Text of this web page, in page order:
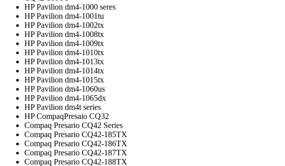
HP Pavilion dm4-1000 seres
HP Pavilion dm4-1001tu
HP Pavilion dm4-1002tx
HP Pavilion dm4-1008tx
HP Pavilion dm4-1009tx
HP Pavilion dm4-1010tx
HP Pavilion dm4-1013tx
HP Pavilion dm4-1014tx
HP Pavilion dm4-1015tx
HP Pavilion dm4-1060us
HP Pavilion dm4-1065dx
HP Pavilion dm4t series
HP CompaqPresaio CQ32
Compaq Presario CQ42 Series
Compaq Presario CQ42-185TX
Compaq Presario CQ42-186TX
Compaq Presario CQ42-187TX
Compaq Presario CQ42-188TX